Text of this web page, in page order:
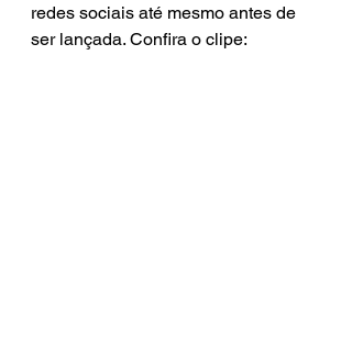
redes sociais até mesmo antes de
ser lançada. Confira o clipe: